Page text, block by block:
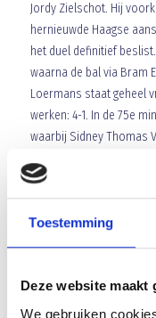
Toestemming
Deze website maakt
We gebruiken
Jordy Zielschot. Hij
hernieuwde Haagse
het duel definitief
waarna de bal via Bram
Loermans staat geheel
werken: 4-1. In de 75e
waarbij Sidney Thomas
doel ziet vallen. In de
gevaar voor eigen lijf en
moet worden evenals de
5-1 verhinderd door de
redding van Jordy
moment meer in gevaar.